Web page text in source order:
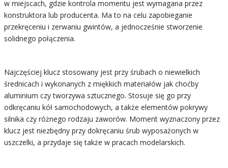
w miejscach, gdzie kontrola momentu jest wymagana przez
konstruktora lub producenta. Ma to na celu zapobieganie
przekręceniu i zerwaniu gwintów, a jednocześnie stworzenie
solidnego połączenia.
Najczęściej klucz stosowany jest przy śrubach o niewielkich
średnicach i wykonanych z miękkich materiałów jak choćby
aluminium czy tworzywa sztucznego. Stosuje się go przy
odkręcaniu kół samochodowych, a także elementów pokrywy
silnika czy różnego rodzaju zaworów. Moment wyznaczony przez
klucz jest niezbędny przy dokręcaniu śrub wyposażonych w
uszczelki, a przydaje się także w pracach modelarskich.